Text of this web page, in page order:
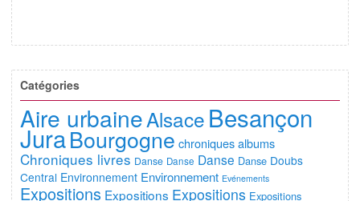
Catégories
Aire urbaineAlsace Besançon
JuraBourgogne chroniques albums
Chroniques livres Danse Danse Danse Danse Doubs
Central Environnement Environnement Evénements
Expositions Expositions Expositions Expositions